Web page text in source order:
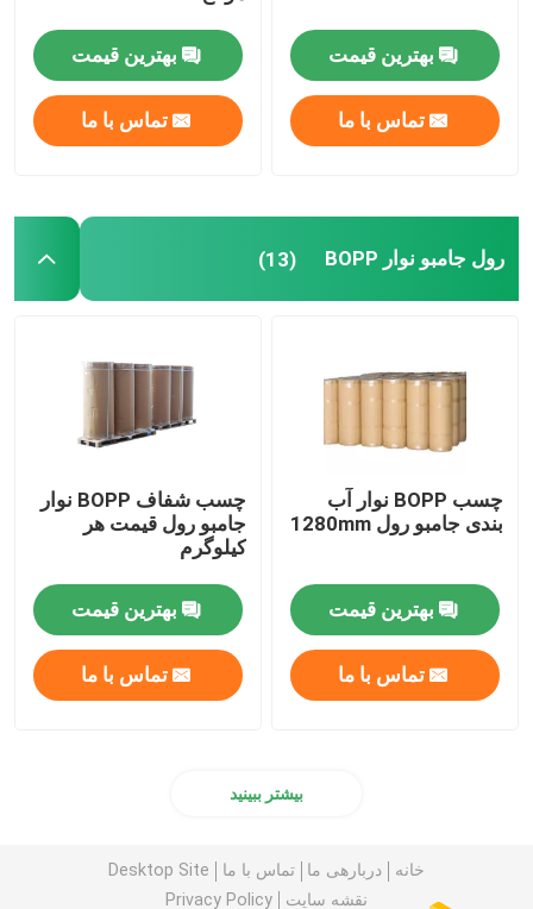
بهترین قیمت
تماس با ما
بهترین قیمت
تماس با ما
رول جامبو نوار BOPP (13)
چسب BOPP نوار آب
بندی جامبو رول 1280mm
بهترین قیمت
تماس با ما
چسب شفاف BOPP نوار
جامبو رول قیمت هر
کیلوگرم
بهترین قیمت
تماس با ما
بیشتر ببینید
خانه دربارهی ما تماس با ما
Desktop Site
نقشه سایت
Privacy Policy